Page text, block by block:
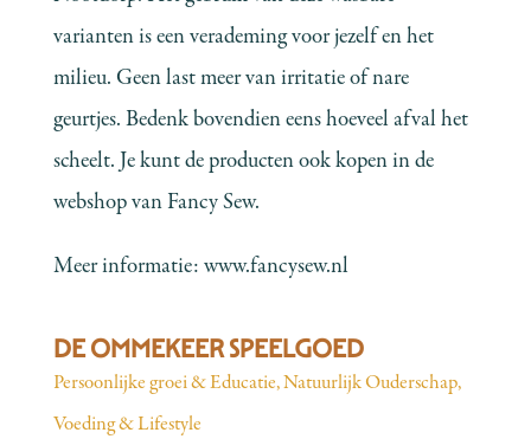
varianten is een verademing voor jezelf en het
milieu. Geen last meer van irritatie of nare
geurtjes. Bedenk bovendien eens hoeveel afval het
scheelt. Je kunt de producten ook kopen in de
webshop van Fancy Sew.
Meer informatie:www.fancysew.nl
DE OMMEKEER SPEELGOED
Persoonlijke groei & Educatie,Natuurlijk Ouderschap,
Voeding & Lifestyle